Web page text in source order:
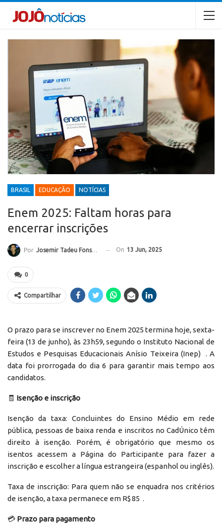
BRASIL EDUCAÇÃO NOTÍCIAS
Enem 2025: Faltam horas para
encerrar inscrições
Por Josemir Tadeu Fonseca On 13 Jun, 2025
0
Compartilhar
O prazo para se inscrever no Enem 2025 termina hoje, sexta-
feira (13 de junho), às 23h59, segundo o Instituto Nacional de
Estudos e Pesquisas Educacionais Anísio Teixeira (Inep) . A
data foi prorrogada do dia 6 para garantir mais tempo aos
candidatos.
🧾 Isenção e inscrição
Isenção da taxa: Concluintes do Ensino Médio em rede
pública, pessoas de baixa renda e inscritos no CadÚnico têm
direito à isenção. Porém, é obrigatório que mesmo os
isentos acessem a Página do Participante para fazer a
inscrição e escolher a língua estrangeira (espanhol ou inglês).
Taxa de inscrição: Para quem não se enquadra nos critérios
de isenção, a taxa permanece em R$ 85 .
💳 Prazo para pagamento